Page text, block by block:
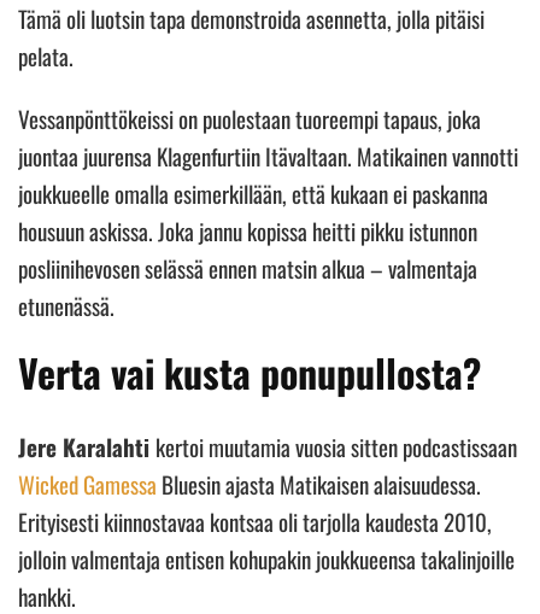
Tämä oli luotsin tapa demonstroida asennetta, jolla pitäisi
pelata.
Vessanpönttökeissi on puolestaan tuoreempi tapaus, joka
juontaa juurensa Klagenfurtiin Itävaltaan. Matikainen vannotti
joukkueelle omalla esimerkillään, että kukaan ei paskanna
housuun askissa. Joka jannu kopissa heitti pikku istunnon
posliinihevosen selässä ennen matsin alkua – valmentaja
etunenässä.
Verta vai kusta ponupullosta?
Jere Karalahti kertoi muutamia vuosia sitten podcastissaan
Wicked Gamessa Bluesin ajasta Matikaisen alaisuudessa.
Erityisesti kiinnostavaa kontsaa oli tarjolla kaudesta 2010,
jolloin valmentaja entisen kohupakin joukkueensa takalinjoille
hankki.